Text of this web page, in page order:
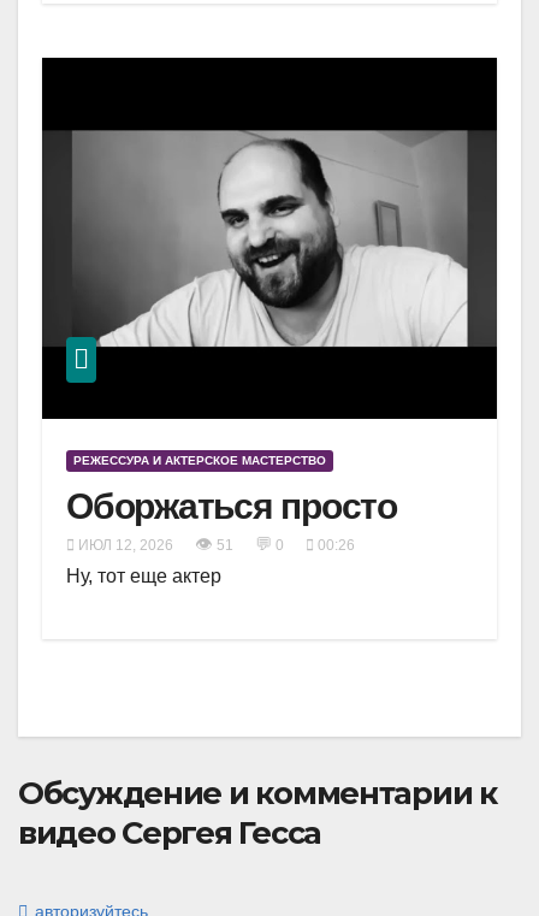
РЕЖЕССУРА И АКТЕРСКОЕ МАСТЕРСТВО
Оборжаться просто
ИЮЛ 12, 2026 👁 51 💬 0 00:26
Ну, тот еще актер
Обсуждение и комментарии к
видео Сергея Гесса
авторизуйтесь